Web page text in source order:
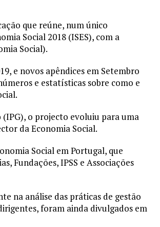
que reúne, num único
Social 2018 (ISES), com a
Social).
e novos apêndices em Setembro
e estatísticas sobre como e
(IPG), o projecto evoluiu para uma
da Economia Social.
Social em Portugal, que
Fundações, IPSS e Associações
na análise das práticas de gestão
foram ainda divulgados em